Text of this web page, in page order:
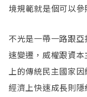
境規範就是個可以參
不光是一帶一路跟
速變遷，威權跟資
上的傳統民主國家
經濟上快速成長則